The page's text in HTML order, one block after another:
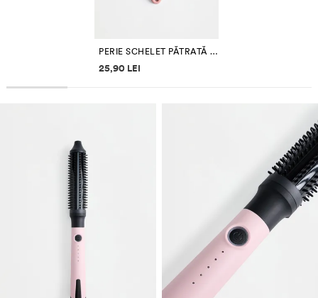
PERIE SCHELET PĂTRATĂ PENTRU PĂR
Informații despre prețuri
25,90 LEI